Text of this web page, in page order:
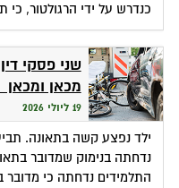
כנדרש על ידי הרגולטור,
שני פסקי
מכאן ומכאן
19 ליולי 2026
ילד נפצע קשה בתאונה.
נדחתה בנימוק שמדובר
התלמידים נדחתה כי מדובר